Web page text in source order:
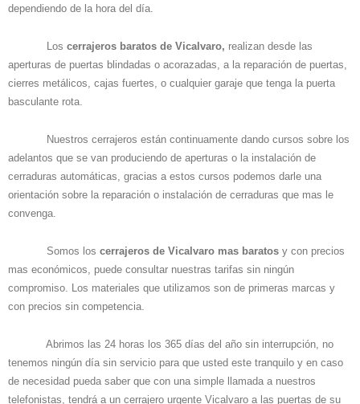
dependiendo de la hora del día.
Los cerrajeros baratos de Vicalvaro, realizan desde las
aperturas de puertas blindadas o acorazadas, a la reparación de puertas,
cierres metálicos, cajas fuertes, o cualquier garaje que tenga la puerta
basculante rota.
Nuestros cerrajeros están continuamente dando cursos sobre los
adelantos que se van produciendo de aperturas o la instalación de
cerraduras automáticas, gracias a estos cursos podemos darle una
orientación sobre la reparación o instalación de cerraduras que mas le
convenga.
Somos los cerrajeros de Vicalvaro mas baratos y con precios
mas económicos, puede consultar nuestras tarifas sin ningún
compromiso. Los materiales que utilizamos son de primeras marcas y
con precios sin competencia.
Abrimos las 24 horas los 365 días del año sin interrupción, no
tenemos ningún día sin servicio para que usted este tranquilo y en caso
de necesidad pueda saber que con una simple llamada a nuestros
telefonistas, tendrá a un cerrajero urgente Vicalvaro a las puertas de su